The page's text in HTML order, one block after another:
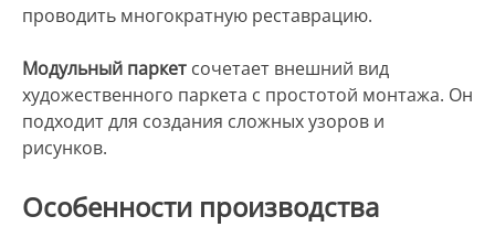
проводить многократную реставрацию.
Модульный паркет сочетает внешний вид
художественного паркета с простотой монтажа. Он
подходит для создания сложных узоров и
рисунков.
Особенности производства